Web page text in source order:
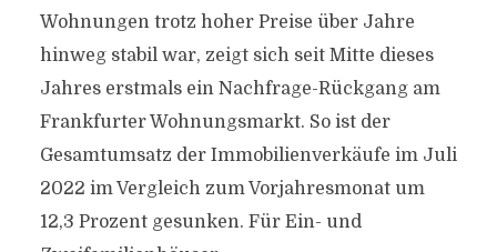
Wohnungen trotz hoher Preise über Jahre
hinweg stabil war, zeigt sich seit Mitte dieses
Jahres erstmals ein Nachfrage-Rückgang am
Frankfurter Wohnungsmarkt. So ist der
Gesamtumsatz der Immobilienverkäufe im Juli
2022 im Vergleich zum Vorjahresmonat um
12,3 Prozent gesunken. Für Ein- und